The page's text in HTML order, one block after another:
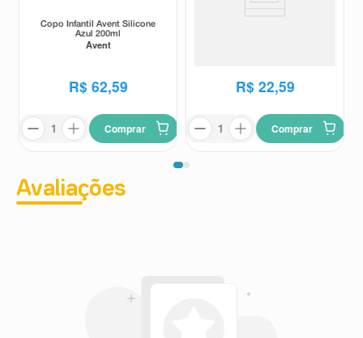
Copo Infantil Avent Silicone
Azul 200ml
Avent
R$ 62,59
Comprar
R$ 22,59
Comprar
Avaliações